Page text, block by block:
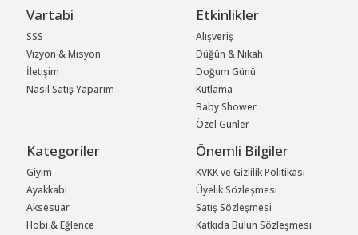
Vartabi
SSS
Vizyon & Misyon
İletişim
Nasıl Satış Yaparım
Etkinlikler
Alışveriş
Düğün & Nikah
Doğum Günü
Kutlama
Baby Shower
Özel Günler
Kategoriler
Giyim
Ayakkabı
Aksesuar
Hobi & Eğlence
Önemli Bilgiler
KVKK ve Gizlilik Politikası
Üyelik Sözleşmesi
Satış Sözleşmesi
Katkıda Bulun Sözleşmesi